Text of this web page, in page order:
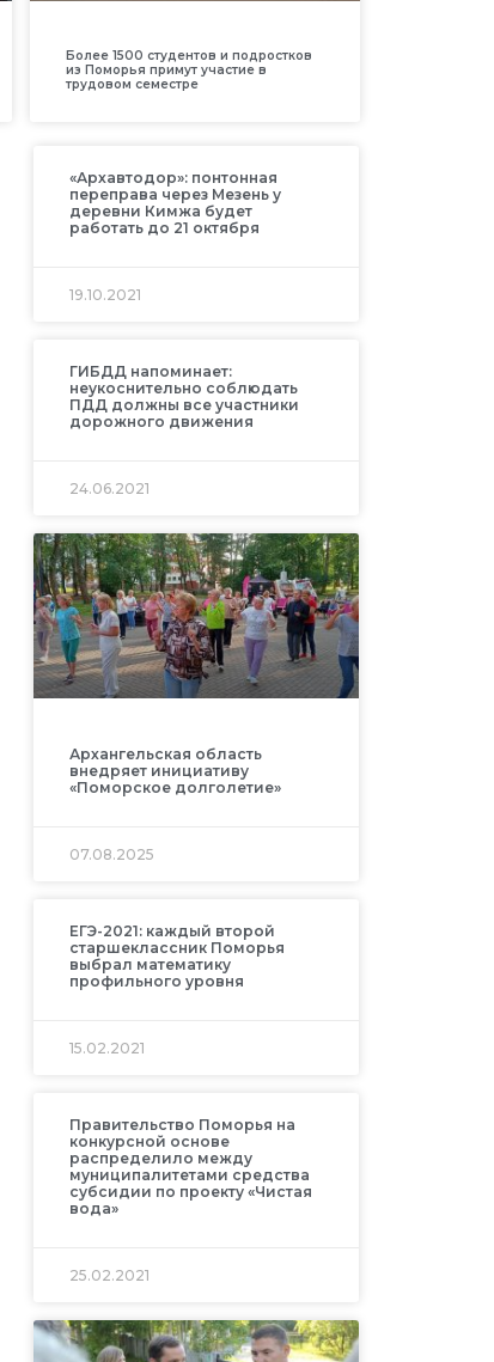
Более 1500 студентов и подростков
из Поморья примут участие в
трудовом семестре
«Архавтодор»: понтонная
переправа через Мезень у
деревни Кимжа будет
работать до 21 октября
19.10.2021
ГИБДД напоминает:
неукоснительно соблюдать
ПДД должны все участники
дорожного движения
24.06.2021
Архангельская область
внедряет инициативу
«Поморское долголетие»
07.08.2025
ЕГЭ-2021: каждый второй
старшеклассник Поморья
выбрал математику
профильного уровня
15.02.2021
Правительство Поморья на
конкурсной основе
распределило между
муниципалитетами средства
субсидии по проекту «Чистая
вода»
25.02.2021